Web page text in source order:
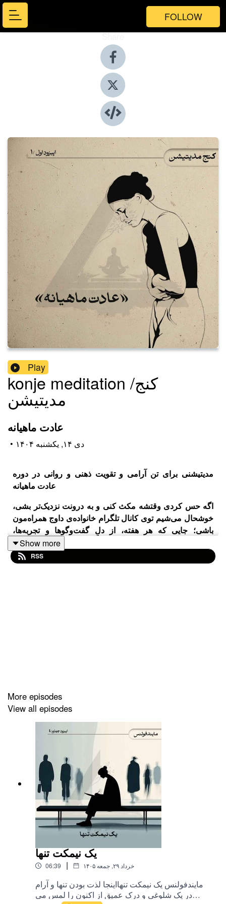
FOLLOW
Share
Play
konje meditation /کنج
مدیتیشن
عادت ماهیانه
• ۱۴۰۴ دی ۱۴, یکشنبه
مدیتیشنی برای تن آرامی و تقویت ذهنی و روانی در دوره
عادت ماهیانه
اگه حس کردی وقتشه مکث کنی و به درونت نزدیک‌تر بشی،
خوشحال می‌شیم توی کانال تلگرام خانواده‌ی داوج همراه‌مون
باشی؛ جایی که هر هفته، از دلِ گفت‌وگوها و تجربه‌ها،
روایت و کارگردان صوتی: جواد نجفی
https://castbox.fm/channel/davajpodcast-id6631471
ایمیل تماس:davaj.podcast@gmail.com
Show more
RSS
More episodes
View all episodes
یک نیمکت تنها
06:39 | ۱۴۰۵ خرداد ۲۹, جمعه
مایندفولنس یک نیمکت تنهااینجا لذت بودن تنها و آرام
در یک شلوغی و درک عمیق از اکنون را لمس می